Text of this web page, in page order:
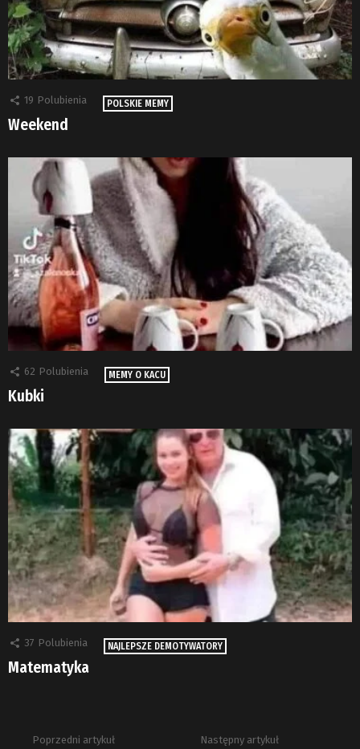
19 Polubienia POLSKIE MEMY
Weekend
62 Polubienia MEMY O KACU
Kubki
37 Polubienia NAJLEPSZE DEMOTYWATORY
Matematyka
ZobaczPoprzedni artykuł Następny artykuł